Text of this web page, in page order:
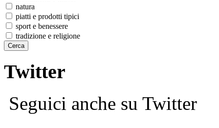
natura
piatti e prodotti tipici
sport e benessere
tradizione e religione
Twitter
Seguici anche su Twitter